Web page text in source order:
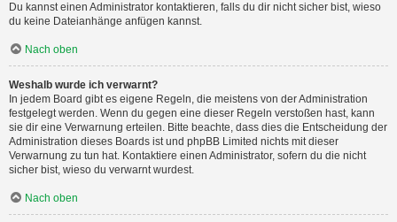
Du kannst einen Administrator kontaktieren, falls du dir nicht sicher bist, wieso
du keine Dateianhänge anfügen kannst.
Nach oben
Weshalb wurde ich verwarnt?
In jedem Board gibt es eigene Regeln, die meistens von der Administration
festgelegt werden. Wenn du gegen eine dieser Regeln verstoßen hast, kann
sie dir eine Verwarnung erteilen. Bitte beachte, dass dies die Entscheidung der
Administration dieses Boards ist und phpBB Limited nichts mit dieser
Verwarnung zu tun hat. Kontaktiere einen Administrator, sofern du die nicht
sicher bist, wieso du verwarnt wurdest.
Nach oben